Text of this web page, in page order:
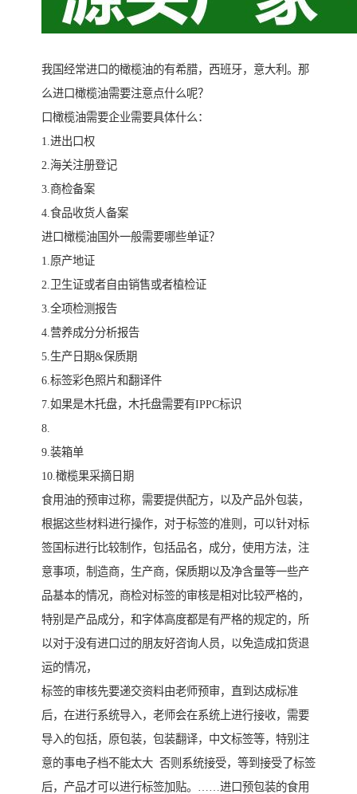
我国经常进口的橄榄油的有希腊，西班牙，意大利。那
么进口橄榄油需要注意点什么呢？
口橄榄油需要企业需要具体什么：
1.进出口权
2.海关注册登记
3.商检备案
4.食品收货人备案
进口橄榄油国外一般需要哪些单证？
1.原产地证
2.卫生证或者自由销售或者植检证
3.全项检测报告
4.营养成分分析报告
5.生产日期&保质期
6.标签彩色照片和翻译件
7.如果是木托盘，木托盘需要有IPPC标识
8.
9.装箱单
10.橄榄果采摘日期
食用油的预审过称，需要提供配方，以及产品外包装，
根据这些材料进行操作，对于标签的准则，可以针对标
签国标进行比较制作，包括品名，成分，使用方法，注
意事项，制造商，生产商，保质期以及净含量等一些产
品基本的情况，商检对标签的审核是相对比较严格的，
特别是产品成分，和字体高度都是有严格的规定的，所
以对于没有进口过的朋友好咨询人员，以免造成扣货退
运的情况，
标签的审核先要递交资料由老师预审，直到达成标准
后，在进行系统导入，老师会在系统上进行接收，需要
导入的包括，原包装，包装翻译，中文标签等，特别注
意的事电子档不能太大 否则系统接受，等到接受了标签
后，产品才可以进行标签加贴。……进口预包装的食用